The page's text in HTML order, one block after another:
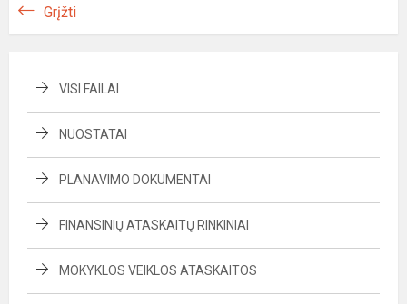
Grįžti
VISI FAILAI
NUOSTATAI
PLANAVIMO DOKUMENTAI
FINANSINIŲ ATASKAITŲ RINKINIAI
MOKYKLOS VEIKLOS ATASKAITOS